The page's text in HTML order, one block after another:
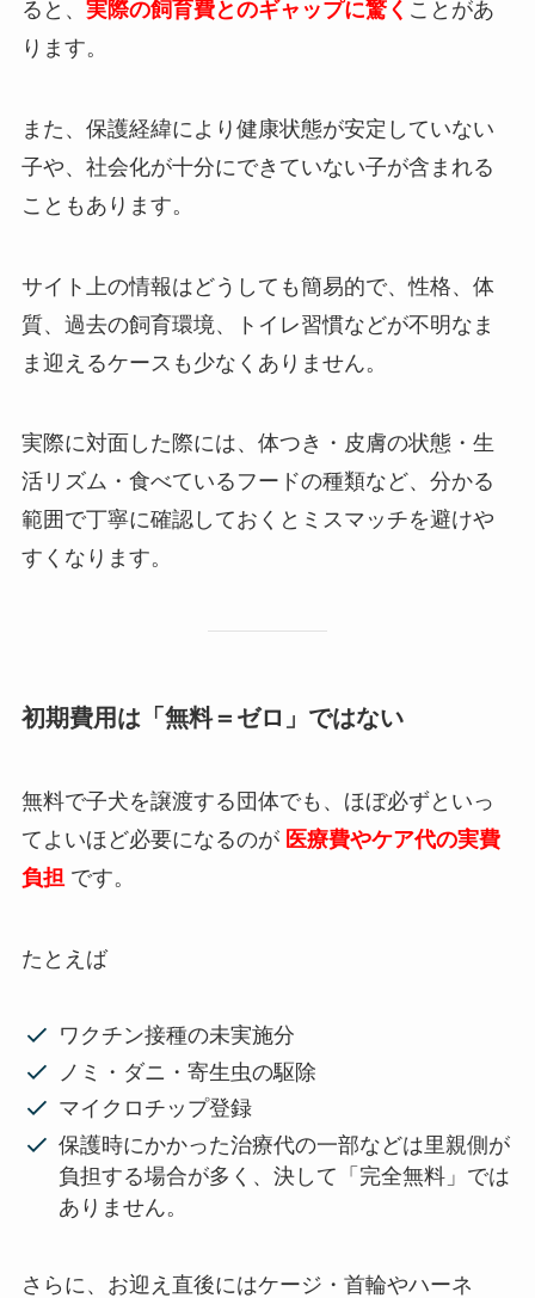
ると、 実際の飼育費とのギャップに驚く ことがあ
ります。
また、保護経緯により健康状態が安定していない
子や、社会化が十分にできていない子が含まれる
こともあります。
サイト上の情報はどうしても簡易的で、性格、体
質、過去の飼育環境、トイレ習慣などが不明なま
ま迎えるケースも少なくありません。
実際に対面した際には、体つき・皮膚の状態・生
活リズム・食べているフードの種類など、分かる
範囲で丁寧に確認しておくとミスマッチを避けや
すくなります。
初期費用は「無料＝ゼロ」ではない
無料で子犬を譲渡する団体でも、ほぼ必ずといっ
てよいほど必要になるのが 医療費やケア代の実費
負担 です。
たとえば
ワクチン接種の未実施分
ノミ・ダニ・寄生虫の駆除
マイクロチップ登録
保護時にかかった治療代の一部などは里親側が
負担する場合が多く、決して「完全無料」では
ありません。
さらに、お迎え直後にはケージ・首輪やハーネ